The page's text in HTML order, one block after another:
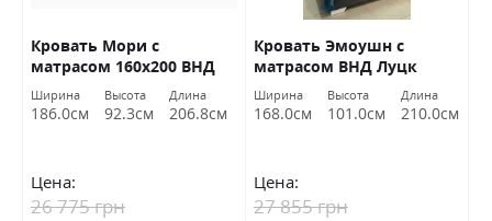
Кровать Мори с
матрасом 160х200 ВНД
Луцк
Ширина
186.0см
Высота
92.3см
Длина
206.8см
Цена:
26 775 грн
Кровать Эмоушн с
матрасом ВНД Луцк
Ширина
168.0см
Высота
101.0см
Длина
210.0см
Цена:
27 855 грн